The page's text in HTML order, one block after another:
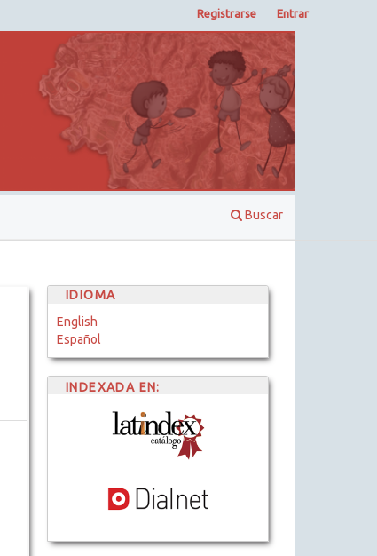
Buscar
Registrarse Entrar
IDIOMA
English
Español
INDEXADA EN: